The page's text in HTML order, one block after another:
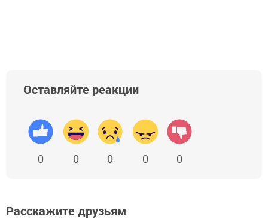
Оставляйте реакции
0 0 0 0 0
Расскажите друзьям